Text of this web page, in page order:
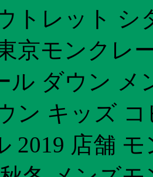
トレット シ
京モンクレ
ル ダウン メ
ン キッズ
2019 店舗